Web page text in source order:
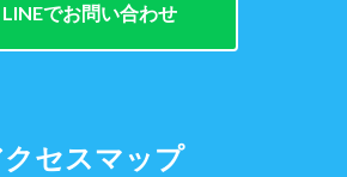
でお問い合わせ
クセスマップ